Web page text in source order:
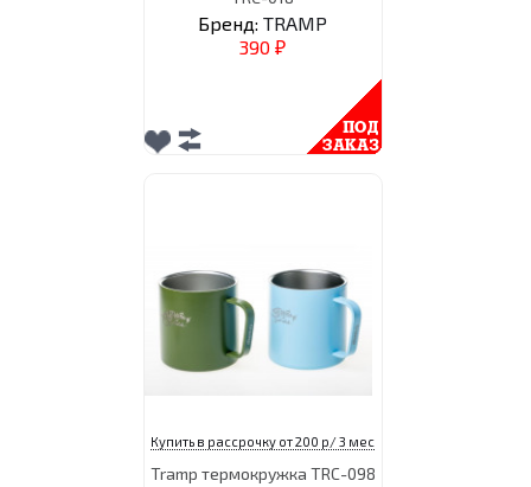
Бренд: TRAMP
390 ₽
Купить в рассрочку от 200 р/ 3 мес
Tramp термокружка TRC-098